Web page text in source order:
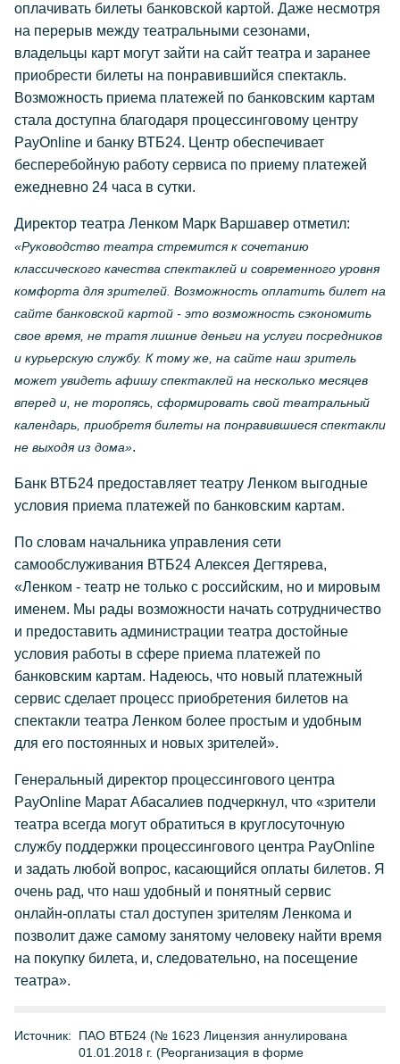
оплачивать билеты банковской картой. Даже несмотря
на перерыв между театральными сезонами,
владельцы карт могут зайти на сайт театра и заранее
приобрести билеты на понравившийся спектакль.
Возможность приема платежей по банковским картам
стала доступна благодаря процессинговому центру
PayOnline и банку ВТБ24. Центр обеспечивает
бесперебойную работу сервиса по приему платежей
ежедневно 24 часа в сутки.
Директор театра Ленком Марк Варшавер отметил:
«Руководство театра стремится к сочетанию
классического качества спектаклей и современного уровня
комфорта для зрителей. Возможность оплатить билет на
сайте банковской картой - это возможность сэкономить
свое время, не тратя лишние деньги на услуги посредников
и курьерскую службу. К тому же, на сайте наш зритель
может увидеть афишу спектаклей на несколько месяцев
вперед и, не торопясь, сформировать свой театральный
календарь, приобретя билеты на понравившиеся спектакли
не выходя из дома».
Банк ВТБ24 предоставляет театру Ленком выгодные
условия приема платежей по банковским картам.
По словам начальника управления сети
самообслуживания ВТБ24 Алексея Дегтярева,
«Ленком - театр не только с российским, но и мировым
именем. Мы рады возможности начать сотрудничество
и предоставить администрации театра достойные
условия работы в сфере приема платежей по
банковским картам. Надеюсь, что новый платежный
сервис сделает процесс приобретения билетов на
спектакли театра Ленком более простым и удобным
для его постоянных и новых зрителей».
Генеральный директор процессингового центра
PayOnline Марат Абасалиев подчеркнул, что «зрители
театра всегда могут обратиться в круглосуточную
службу поддержки процессингового центра PayOnline
и задать любой вопрос, касающийся оплаты билетов. Я
очень рад, что наш удобный и понятный сервис
онлайн-оплаты стал доступен зрителям Ленкома и
позволит даже самому занятому человеку найти время
на покупку билета, и, следовательно, на посещение
театра».
Источник:
ПАО ВТБ24 (№ 1623 Лицензия аннулирована
01.01.2018 г. (Реорганизация в форме